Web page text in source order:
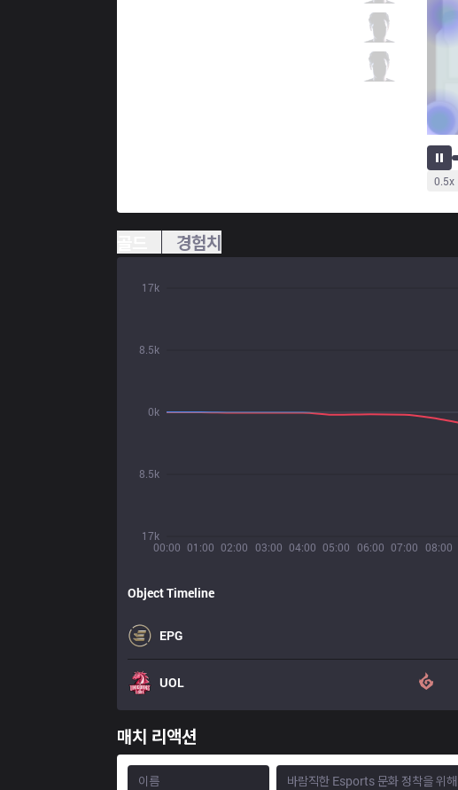
0.5x
경험치
00:00 01:00 02:00 03:00 04:00 05:00 06:00 07:00 08:00
17k
8.5k
0k
8.5k
17k
Object Timeline
EPG
UOL
매치 리액션